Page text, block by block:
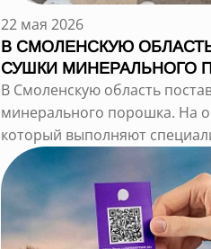
22 мая 2026
В СМОЛЕНСКУЮ
СУШКИ МИНЕРАЛЬНОГО
В Смоленскую область
минерального порошка. На
который выполняют